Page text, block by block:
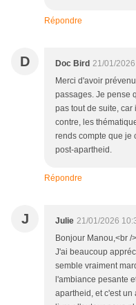
Répondre
D Doc Bird 21/01/
Merci d'avoir
passages. Je pense
pas tout de suite,
contre, les
rends compte que je
post-apartheid.
Répondre
J Julie 21/01/2026
Bonjour Manou,<br /
J'ai beaucoup
semble vraiment
l'ambiance pesante
apartheid, et c'est un